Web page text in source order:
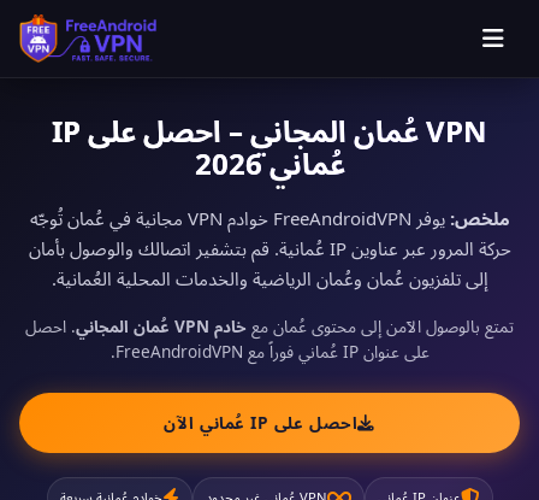
VPN عُمان المجاني – احصل على IP
عُماني 2026
ملخص:
يوفر FreeAndroidVPN خوادم VPN مجانية في عُمان تُوجّه
حركة المرور عبر عناوين IP عُمانية. قم بتشفير اتصالك والوصول بأمان
إلى تلفزيون عُمان وعُمان الرياضية والخدمات المحلية العُمانية.
تمتع بالوصول الآمن إلى محتوى عُمان مع خادم VPN عُمان المجاني
. احصل
على عنوان IP عُماني فوراً مع FreeAndroidVPN.
احصل على IP عُماني الآن